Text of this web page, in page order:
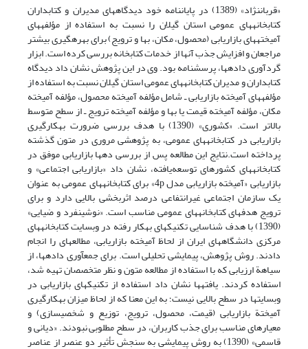
«قربان‏نژاد» (1389) در پایان‏نامه خود دیدگاه‏های مدیران و کتابداران
کتابخانه‏های عمومی استان گیلان را نسبت به استفاده از مؤلفه‏های
آمیخته‏های بازاریابی (محصول، مکان، بها و ترویج) برای بهره‏گیری بیشتر
مراجعان و افزایش جذب آنها از خدمات کتابخانه بررسی کرده است. ابزار
گردآوری داده­ها، پرسشنامه بود. وی در این پژوهش نشان داد دیدگاه
کتابداران و مدیران کتابخانه‏های عمومی استان گیلان نسبت به استفاده از
مؤلفه‏های آمیخته بازاریابی ـ شامل مؤلفه آمیخته محصول، مؤلفه آمیخته
مکان، مؤلفه آمیخته قیمت یا بها و مؤلفه آمیخته ترویج ـ از سطح متوسط
بالاتر است. «کشوری» (1390) با هدف بررسی ضرورت به­کارگیری
بازاریابی در کتابخانه‏های عمومی، به پژوهشی مروری در متون گذشته
پرداخته است.نتایج این مطالعه پس از بررسی ده‏ها بازاریابی موفق در
کتابخانه‏های کشورهای توسعه‌یافته، نشان داد «بازاریابی اجتماعی» و
بازاریابی «آمیخته بازاریابی مدل 4p» برای کتابخانه‏های عمومی به عنوان
یک سازمان اجتماعی غیرانتفاعی درصد اثربخشی بالایی دارد و برای
ترویج هدف‏های کتابخانه‏های عمومی مناسب ‏است. «نوشین‏فرد و ضیایی»
(1390) با هدف شناسایی تکنیک‏های به‏کار رفته در وب‏سایت کتابخانه‏های
مرکزی دانشگاه‏های ایران از لحاظ آمیخته بازاریابی، مطالعه‏ای را انجام
دادند. روش پژوهش، پیمایشی تحلیلی است. برای جمع‏آوری داده‏ها، از
سیاهة ارزیابی که با استفاده از مطالعه متون و نظر متخصصان تهیه شد،
استفاده کردند. یافته‏ها نشان داد استفاده از تکنیک‏های بازاریابی در
وب‏سایت‏ها در سطح بالایی نیست؛ به این معنا که از لحاظ میزان به‏کارگیری
آمیختة بازاریابی (قیمت، محصول، ترویج، توزیع و شخصی‏سازی) و
معیارهای مناسب برای جذب کاربران، در سطح مطلوبی نبودند. «دیانی و
قاسمی» (1390) به روش پیمایشی به سنجش تأثیر دو عنصر از عناصر